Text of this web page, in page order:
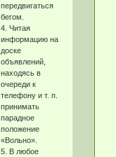
передвигаться
бегом.
4. Читая
информацию на
доске
объявлений,
находясь в
очереди к
телефону и т. п.
принимать
парадное
положение
«Вольно».
5. В любое